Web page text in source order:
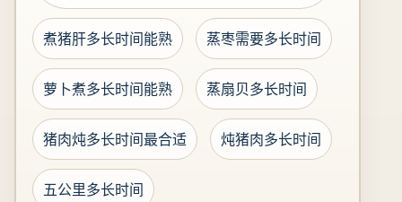
煮猪肝多长时间能熟 蒸枣需要多长时间
萝卜煮多长时间能熟 蒸扇贝多长时间
猪肉炖多长时间最合适 炖猪肉多长时间
五公里多长时间